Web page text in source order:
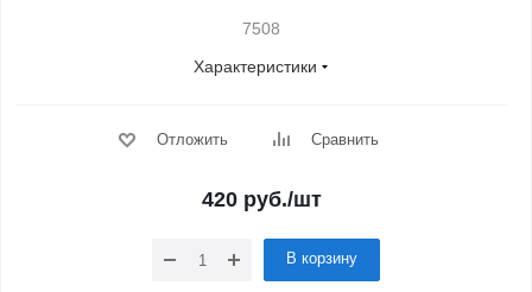
7508
Характеристики
Отложить Сравнить
420 руб./шт
В корзину